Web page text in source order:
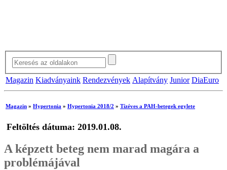
Magazin Kiadványaink Rendezvények Alapítvány Junior DiaEuro
Magazin » Hypertonia » Hypertonia 2018/2 » Tízéves a PAH-betegek egylete
Feltöltés dátuma: 2019.01.08.
A képzett beteg nem marad magára a
problémájával